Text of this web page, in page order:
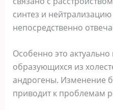
синтез и
непосредственно
Особенно это
образующихся из
андрогены. Изменение
приводит к проблемам